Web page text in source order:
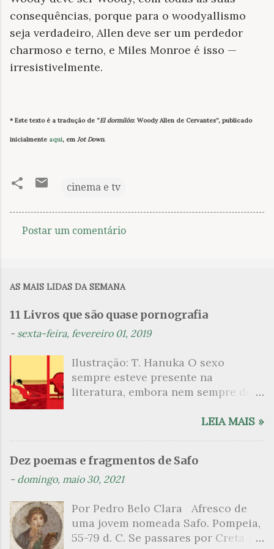
consequências, porque para o woodyallismo
seja verdadeiro, Allen deve ser um perdedor
charmoso e terno, e Miles Monroe é isso —
irresistivelmente.
* Este texto é a tradução de “El dormilón: Woody Allen de Cervantes”, publicado
inicialmente aqui, em Jot Down.
cinema e tv
n
t
i
o
Postar um comentário
AS MAIS LIDAS DA SEMANA
11 Livros que são quase pornografia
- sexta-feira, fevereiro 01, 2019
Ilustração: T. Hanuka O sexo
sempre esteve presente na
literatura, embora nem sempre de
que mergulharam em sua própria
psicanalítico e findaram por revelar
a partir dessa intimidade o lado
apresenta um conjunto de livros
nos quais os escritores se
desnudam, livros que dispensam o
LEIA MAIS »
Dez poemas e fragmentos de Safo
- domingo, maio 30, 2021
Por Pedro Belo Clara Afresco de
uma jovem nomeada Safo. Pompeia,
55-79 d. C. Se passares por Creta 1